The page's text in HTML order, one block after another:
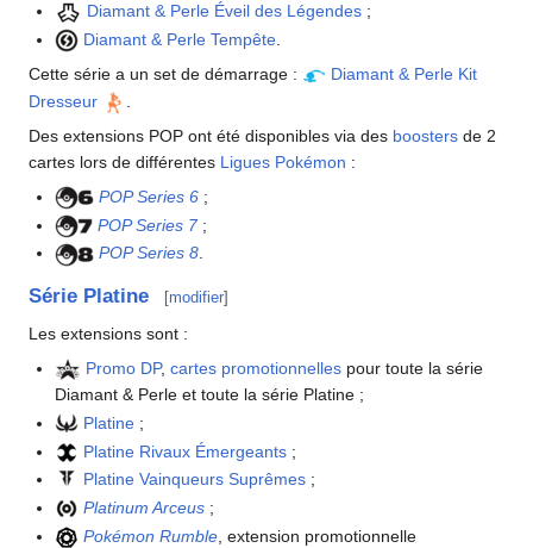
Diamant & Perle Éveil des Légendes ;
Diamant & Perle Tempête
Cette série a un set de démarrage :
Diamant & Perle Kit
Dresseur
Des extensions POP ont été disponibles via des boosters de 2
cartes lors de différentes Ligues Pokémon :
POP Series 6 ;
POP Series 7 ;
POP Series 8.
Série Platine [modifier]
Les extensions sont :
Promo DP,cartes promotionnelles pour toute la série
Diamant & Perle et toute la série Platine ;
Platine ;
Platine Rivaux Émergeants ;
Platine Vainqueurs Suprêmes ;
Platinum Arceus ;
Pokémon Rumble , extension promotionnelle